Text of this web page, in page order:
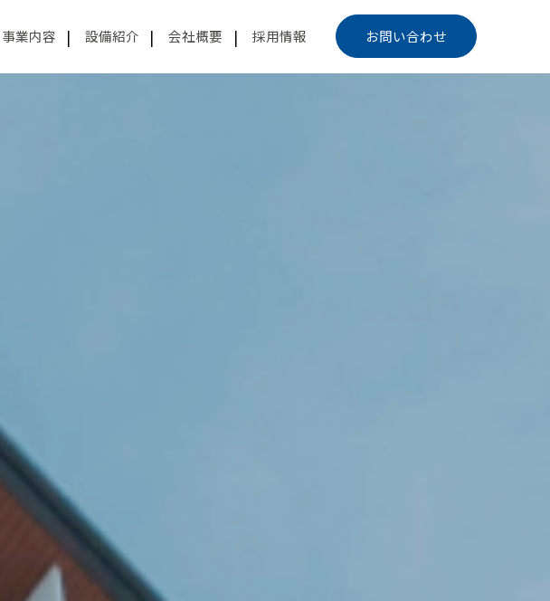
事業内容 設備紹介 会社概要 採用情報 お問い合わせ